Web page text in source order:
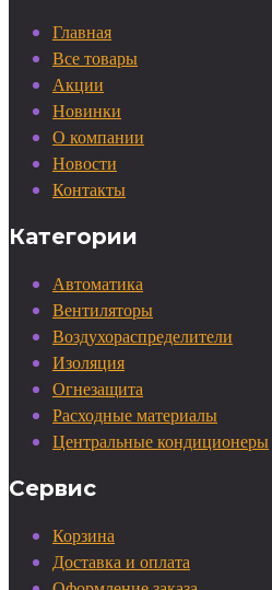
Главная
Все товары
Акции
Новинки
О компании
Новости
Контакты
Категории
Автоматика
Вентиляторы
Воздухораспределители
Изоляция
Огнезащита
Расходные материалы
Центральные кондиционеры
Сервис
Корзина
Доставка и оплата